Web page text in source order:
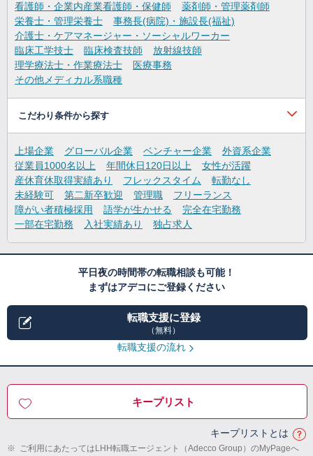
看護師・企業内産業看護師・保健師
薬剤師・管理薬剤師
栄養士・管理栄養士
事務長(病院)・施設長(福祉)
介護士・ケアマネージャー・ソーシャルワーカー
臨床工学技士
臨床検査技師
放射線技師
理学療法士・作業療法士
医療事務
その他メディカル系職種
こだわり条件から探す
上場企業 グローバル企業 ベンチャー企業
外資系企業
従業員1000名以上
年間休日120日以上
女性が活躍
産休育休取得実績あり
フレックスタイム
転勤なし
未経験可
第二新卒歓迎 管理職
フリーランス
障がい者積極採用
語学が生かせる
完全在宅勤務
一部在宅勤務
入社実績あり 独占求人
平日夜の時間帯の転職相談も可能！
まずはアデコにご登録ください
転職支援に登録
（無料）
転職支援の流れ
キープリスト
キープリストとは
※ ご利用にあたってはLHH転職エージェント（Adecco Group）のMyPageへ